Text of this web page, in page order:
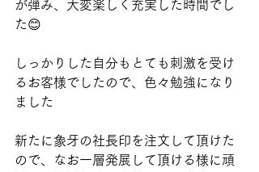
が弾み、大変楽しく充実した時間でし
た😊
しっかりした自分もとても刺激を受け
るお客様でしたので、色々勉強になり
ました
新たに象牙の社長印を注文して頂けた
ので、なお一層発展して頂ける様に頑